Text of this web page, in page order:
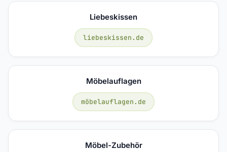
Liebeskissen
liebeskissen.de
Möbelauflagen
möbelauflagen.de
Möbel-Zubehör